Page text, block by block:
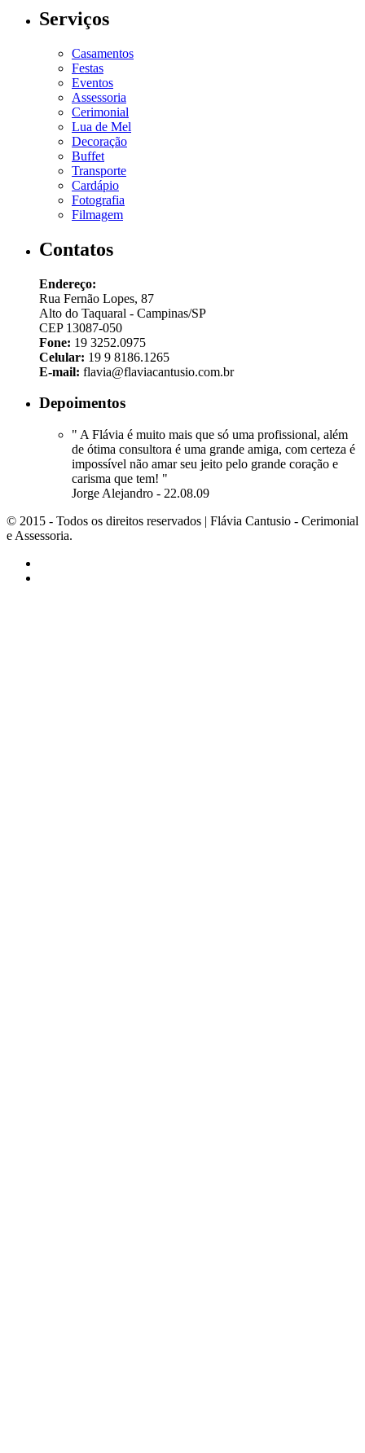
Serviços
Casamentos
Festas
Eventos
Assessoria
Cerimonial
Lua de Mel
Decoração
Buffet
Transporte
Cardápio
Fotografia
Filmagem
Contatos
Endereço:
Rua Fernão Lopes, 87
Alto do Taquaral - Campinas/SP
CEP 13087-050
Fone: 19 3252.0975
Celular: 19 9 8186.1265
E-mail: flavia@flaviacantusio.com.br
Depoimentos
" A Flávia é muito mais que só uma profissional, além
de ótima consultora é uma grande amiga, com certeza é
impossível não amar seu jeito pelo grande coração e
carisma que tem! "
Jorge Alejandro - 22.08.09
© 2015 - Todos os direitos reservados | Flávia Cantusio - Cerimonial
e Assessoria.